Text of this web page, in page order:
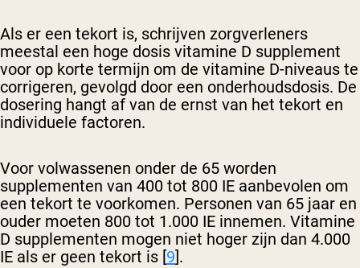
Als er een tekort is, schrijven zorgverleners
meestal een hoge dosis vitamine D supplement
voor op korte termijn om de vitamine D-niveaus te
corrigeren, gevolgd door een onderhoudsdosis. De
dosering hangt af van de ernst van het tekort en
individuele factoren.
Voor volwassenen onder de 65 worden
supplementen van 400 tot 800 IE aanbevolen om
een tekort te voorkomen. Personen van 65 jaar en
ouder moeten 800 tot 1.000 IE innemen. Vitamine
D supplementen mogen niet hoger zijn dan 4.000
IE als er geen tekort is [9].